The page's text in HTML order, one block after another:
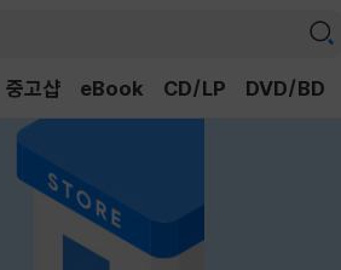
중고샵 eBook CD/LP DVD/BD